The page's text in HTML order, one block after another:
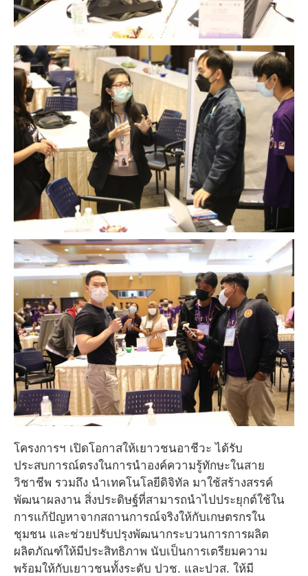
โครงการฯ เปิดโอกาสให้เยาวชนอาชีวะ ได้รับ
ประสบการณ์ตรงในการนําองค์ความรู้ทักษะในสาย
วิชาชีพ รวมถึง นําเทคโนโลยีดิจิทัล มาใช้สร้างสรรค์
พัฒนาผลงาน สิ่งประดิษฐ์ที่สามารถนําไปประยุกต์ใช้ใน
การแก้ปัญหาจากสถานการณ์จริงให้กับเกษตรกรใน
ชุมชน และช่วยปรับปรุงพัฒนากระบวนการการผลิต
ผลิตภัณฑ์ให้มีประสิทธิภาพ นับเป็นการเตรียมความ
พร้อมให้กับเยาวชนทั้งระดับ ปวช. และปวส. ให้มี